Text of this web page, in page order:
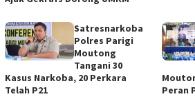
Satresnarkoba
Polres Parigi
Moutong
Tangani 30
Kasus Narkoba, 20 Perkara
Telah P21
Peran